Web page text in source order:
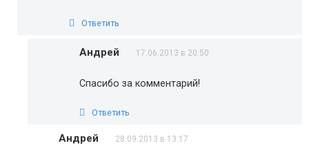
Ответить
Андрей 17.06.2013 в 20:50
Спасибо за комментарий!
Ответить
Андрей 28.09.2013 в 13:17